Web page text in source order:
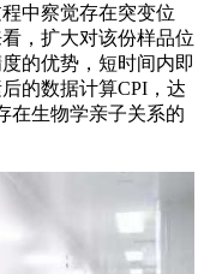
中察觉存在突变位
，扩大对该份样品位
的优势，短时间内即
的数据计算CPI，达
在生物学亲子关系的